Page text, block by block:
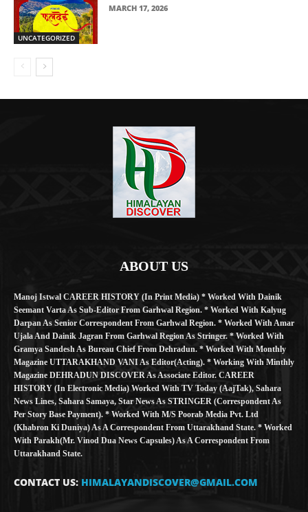
UNCATEGORIZED
MARCH 17, 2026
ABOUT US
Manoj Istwal CAREER HISTORY (in Print Media) * Worked With Dainik
Seemant Varta As Sub-Editor From Garhwal Region. * Worked With Kalyug
Darpan As Senior Correspondent From Garhwal Region. * Worked With Amar
Ujala And Dainik Jagran From Garhwal Region As Stringer. * Worked With
Gramya Sandesh As Bureau Chief From Dehradun. * Worked With Monthly
Magazine UTTARAKHAND VANI As Editor(Acting). * Working With Minthly
Magazine DEHRADUN DISCOVER As Associate Editor. CAREER
HISTORY (in Electronic Media) Worked With TV Today (AajTak), Sahara
News Lines, Sahara Samaya, Star News As STRINGER (Correspondent As
Per Story Base Payment). * Worked With M/S Poorab Media Pvt. Ltd
(Khabron Ki Duniya) As A Correspondent From Uttarakhand State. * Worked
With Parakh(Mr. Vinod Dua News Capsules) As A Correspondent From
Uttarakhand State.
CONTACT US: HIMALAYANDISCOVER@GMAIL.COM